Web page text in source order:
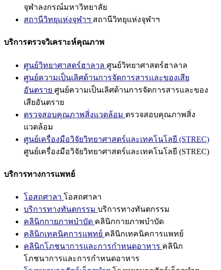
จุฬาลงกรณ์มหาวิทยาลัย
สถานีวิทยุแห่งจุฬาฯ สถานีวิทยุแห่งจุฬาฯ
บริการตรวจวิเคราะห์คุณภาพ
ศูนย์วิทยาศาสตร์ฮาลาล ศูนย์วิทยาศาสตร์ฮาลาล
ศูนย์ความเป็นเลิศด้านการจัดการสารและของเสีย
อันตราย ศูนย์ความเป็นเลิศด้านการจัดการสารและของ
เสียอันตราย
ตรวจสอบคุณภาพสิ่งแวดล้อม ตรวจสอบคุณภาพสิ่ง
แวดล้อม
ศูนย์เครื่องมือวิจัยวิทยาศาสตร์และเทคโนโลยี (STREC)
ศูนย์เครื่องมือวิจัยวิทยาศาสตร์และเทคโนโลยี (STREC)
บริการทางการแพทย์
โอสถศาลา โอสถศาลา
บริการทางทันตกรรม บริการทางทันตกรรม
คลินิกกายภาพบำบัด คลินิกกายภาพบำบัด
คลินิกเทคนิคการแพทย์ คลินิกเทคนิคการแพทย์
คลินิกโภชนาการและการกำหนดอาหาร คลินิก
โภชนาการและการกำหนดอาหาร